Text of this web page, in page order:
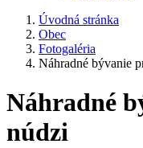
Úvodná stránka
Obec
Fotogaléria
Náhradné bývanie
Náhradné
núdzi